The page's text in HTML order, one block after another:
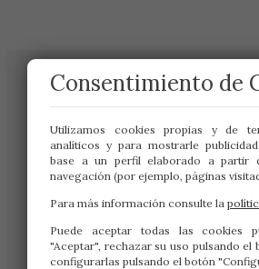
Gran Vía de San
24001 – LEÓN
987 222 333
Consentimiento de
Utilizamos cookies propias y de
analíticos y para mostrarle
base a un perfil elaborado a partir
navegación (por ejemplo, páginas
Para más información consulte la
Puede aceptar todas las cookies
"Aceptar", rechazar su uso pulsando el
configurarlas pulsando el botón